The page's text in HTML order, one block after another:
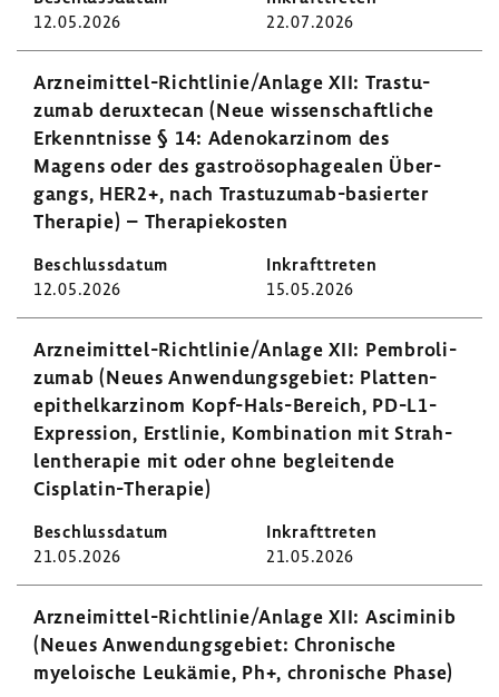
12.05.2026 22.07.2026
Arzneimittel-​Richtlinie/Anlage XII: Tras­tu­
zumab derux­tecan (Neue wissen­schaft­liche
Erkennt­nisse § 14: Adeno­kar­zinom des
Magens oder des gastro­öso­pha­gealen Über­
gangs, HER2+, nach Trastuzumab-​basierter
Therapie) – Thera­pie­kosten
12.05.2026 15.05.2026
Arzneimittel-​Richtlinie/Anlage XII: Pembro­li­
zumab (Neues Anwen­dungs­ge­biet: Plat­ten­
epi­thel­kar­zinom Kopf-​Hals-Bereich, PD-​L1-
Expression, Erst­linie, Kombi­na­tion mit Strah­
len­the­rapie mit oder ohne beglei­tende
Cisplatin-​Therapie)
21.05.2026 21.05.2026
Arzneimittel-​Richtlinie/Anlage XII: Asci­minib
(Neues Anwen­dungs­ge­biet: Chro­ni­sche
myeloi­sche Leuk­ämie, Ph+, chro­ni­sche Phase)